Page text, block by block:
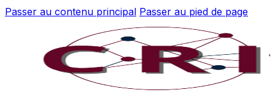
Passer au contenu principal Passer au pied de page